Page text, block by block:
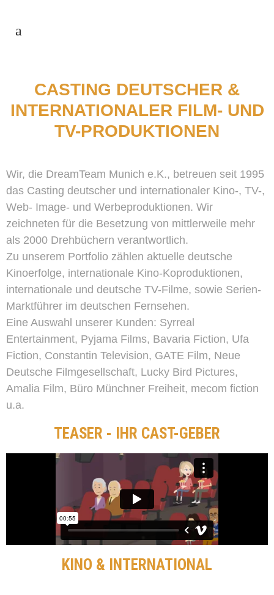
CASTING DEUTSCHER &
INTERNATIONALER FILM- UND
TV-PRODUKTIONEN
Wir, die DreamTeam Munich e.K., betreuen seit 1995
das Casting deutscher und internationaler Kino-, TV-,
Web- Image- und Werbeproduktionen. Wir
zeichneten für die Besetzung von mittlerweile mehr
als 2000 Drehbüchern verantwortlich.
Zu unserem Portfolio zählen aktuelle deutsche
Kinoerfolge, internationale Kino-Koproduktionen,
internationale und deutsche TV-Filme, sowie Serien-
Marktführer im deutschen Fernsehen.
Eine Auswahl unserer Kunden: Syrreal
Entertainment, Pyjama Films, Bavaria Fiction, Ufa
Fiction, Constantin Television, GATE Film, Neue
Deutsche Filmgesellschaft, Lucky Bird Pictures,
Amalia Film, Büro Münchner Freiheit, mecom fiction
u.a.
TEASER - IHR CAST-GEBER
KINO & INTERNATIONAL